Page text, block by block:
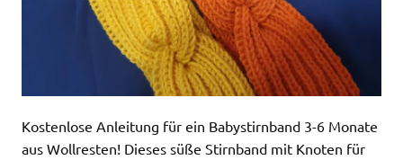
Kostenlose Anleitung für ein Babystirnband 3-6 Monate
aus Wollresten! Dieses süße Stirnband mit Knoten für